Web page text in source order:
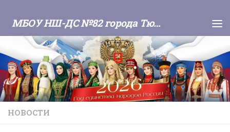
МБОУ НШ-ДС №82 города Тюмени
НОВОСТИ